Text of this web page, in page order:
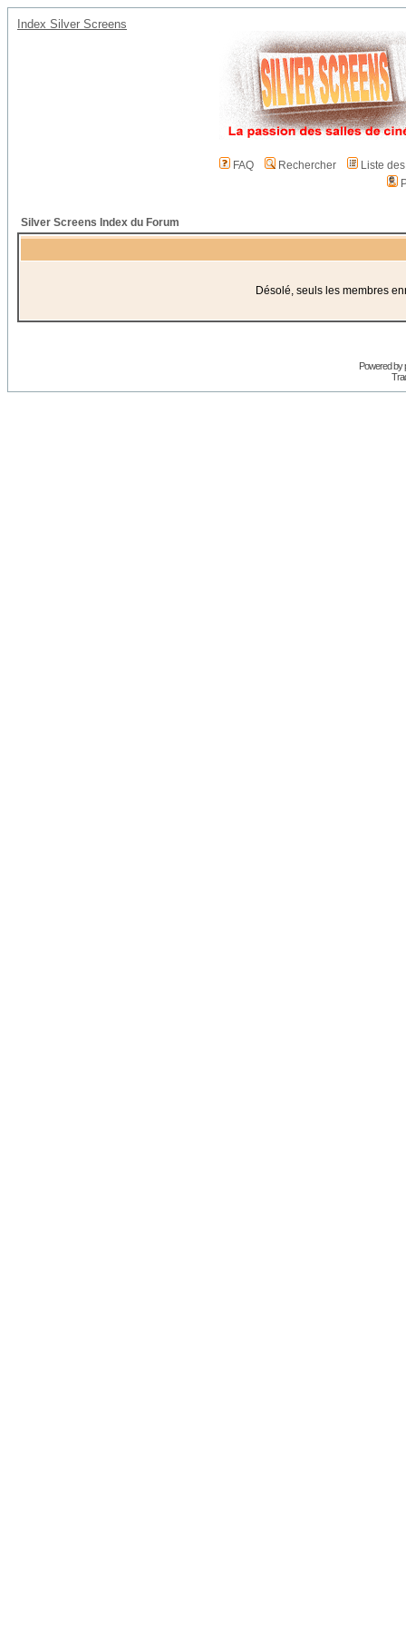
Index Silver Screens
FAQ Rechercher
Liste
Silver Screens Index du Forum
Désolé, seuls les membres
Powered by